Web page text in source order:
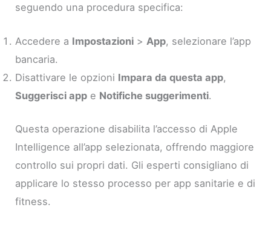
seguendo una procedura specifica:
Accedere a Impostazioni >App, selezionare l’app
bancaria.
Disattivare le opzioni Impara da questa app,
Suggerisci app e Notifiche suggerimenti.
Questa operazione disabilita l’accesso di Apple
Intelligence all’app selezionata, offrendo maggiore
controllo sui propri dati. Gli esperti consigliano di
applicare lo stesso processo per app sanitarie e di
fitness.